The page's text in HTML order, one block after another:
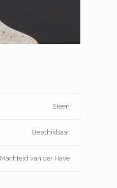
Steen
Beschikbaar
Machteld van der Have